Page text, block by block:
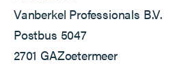
Vanberkel Professionals B.V.
Postbus 5047
2701 GAZoetermeer